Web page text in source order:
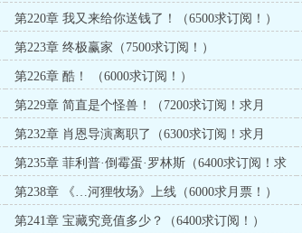
阅！）
第220章 我又来给你送钱了！（6500求订阅！）
第223章 终极赢家（7500求订阅！）
第226章 酷！ （6000求订阅！）
第229章 简直是个怪兽！（7200求订阅！求月
票！）
第232章 肖恩导演离职了（6300求订阅！求月
票！）
第235章 菲利普·倒霉蛋·罗林斯（6400求订阅！求
月票！）
第238章 《…河狸牧场》上线（6000求月票！）
第241章 宝藏究竟值多少？（6400求订阅！）